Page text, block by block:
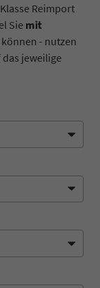
Reimport
Sie mit
können - nutzen
jeweilige